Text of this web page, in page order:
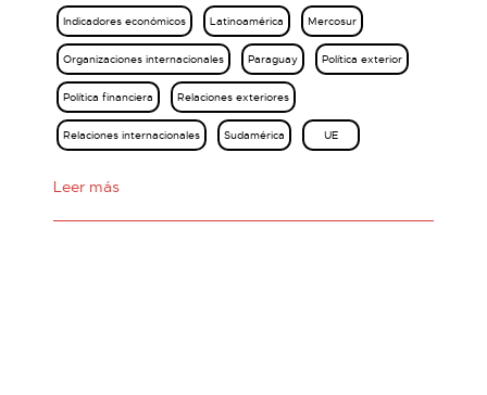
Indicadores económicos Latinoamérica Mercosur
Organizaciones internacionales Paraguay Política exterior
Política financiera Relaciones exteriores
Relaciones internacionales Sudamérica UE
Leer más